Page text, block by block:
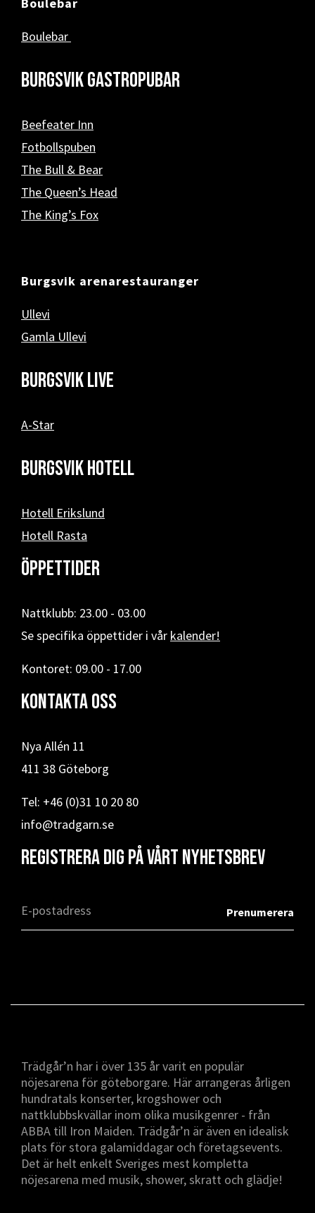
Boulebar
Burgsvik Gastropubar
Beefeater Inn
Fotbollspuben
The Bull & Bear
The Queen’s Head
The King’s Fox
Burgsvik arenarestauranger
Ullevi
Gamla Ullevi
Burgsvik Live
A-Star
Burgsvik hotell
Hotell Erikslund
Hotell Rasta
Öppettider
Nattklubb: 23.00 - 03.00
Se specifika öppettider i vår kalender!
Kontoret: 09.00 - 17.00
Kontakta oss
Nya Allén 11
411 38 Göteborg
Tel: +46 (0)31 10 20 80
info@tradgarn.se
Registrera dig på vårt nyhetsbrev
Trädgår’n har i över 135 år varit en populär
nöjesarena för göteborgare. Här arrangeras årligen
hundratals konserter, krogshower och
nattklubbskvällar inom olika musikgenrer - från
ABBA till Iron Maiden. Trädgår’n är även en idealisk
plats för stora galamiddagar och företagsevents.
Det är helt enkelt Sveriges mest kompletta
nöjesarena med musik, shower, skratt och glädje!